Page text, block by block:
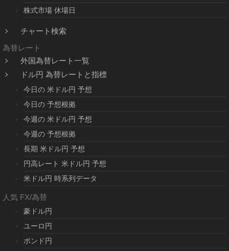
株式市場 休場日
チャート検索
為替レート
外国為替レート一覧
ドル円 為替レートと指標
今日の 米ドル円 予想
今日の 予想根拠
今週の 米ドル円 予想
今週の 予想根拠
長期 米ドル円 予想
円高レート 米ドル円 予想
米ドル円 時系列データ
人気 FX/為替
豪ドル円
ユーロ円
ポンド円